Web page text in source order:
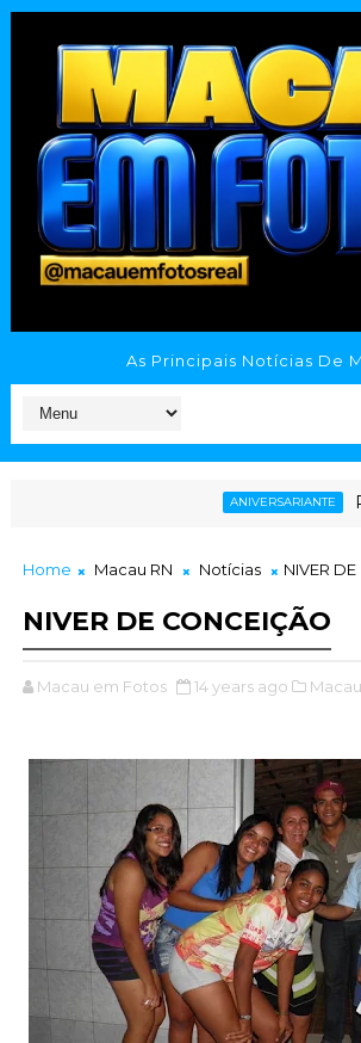
As Principais Notícias De
ANIVERSARIANTE
Home Macau RN Notícias NIVER
NIVER DE CONCEIÇÃO
Macau em Fotos 14 years ago Macau